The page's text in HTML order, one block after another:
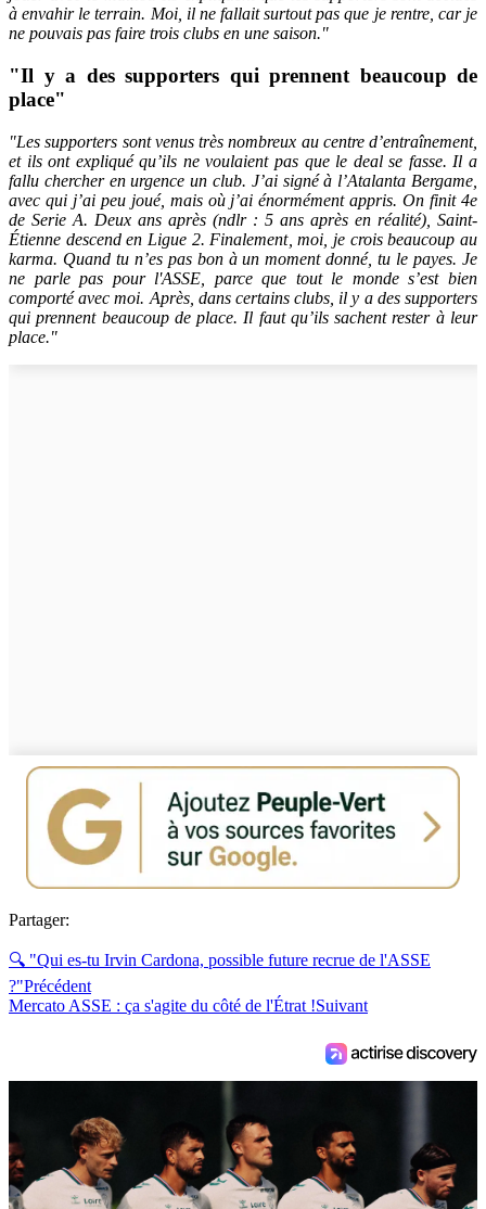
à envahir le terrain. Moi, il ne fallait surtout pas que je rentre, car je
ne pouvais pas faire trois clubs en une saison."
"Il y a des supporters qui prennent beaucoup de
place"
"Les supporters sont venus très nombreux au centre d’entraînement,
et ils ont expliqué qu’ils ne voulaient pas que le deal se fasse. Il a
fallu chercher en urgence un club. J’ai signé à l’Atalanta Bergame,
avec qui j’ai peu joué, mais où j’ai énormément appris. On finit 4e
de Serie A. Deux ans après (ndlr : 5 ans après en réalité), Saint-
Étienne descend en Ligue 2. Finalement, moi, je crois beaucoup au
karma. Quand tu n’es pas bon à un moment donné, tu le payes. Je
ne parle pas pour l'ASSE, parce que tout le monde s’est bien
comporté avec moi. Après, dans certains clubs, il y a des supporters
qui prennent beaucoup de place. Il faut qu’ils sachent rester à leur
place."
Partager:
🔍 "Qui es-tu Irvin Cardona, possible future recrue de l'ASSE
?"Précédent
Mercato ASSE : ça s'agite du côté de l'Étrat !Suivant